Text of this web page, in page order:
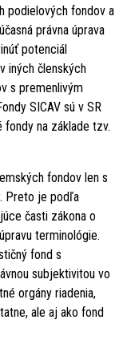
podielových fondov a
právna úprava
potenciál
iných členských
s premenlivým
SICAV sú v SR
fondy na základe tzv.
fondov len s
Preto je podľa
časti zákona o
terminológie.
fond s
subjektivitou vo
orgány riadenia,
ale aj ako fond